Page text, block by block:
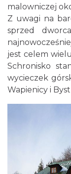
malowniczej
Z uwagi na
sprzed
jest celem
Schronisko
wycieczek
Wapienicy i